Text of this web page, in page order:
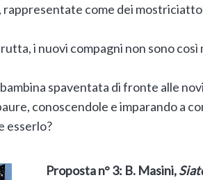
rappresentate come dei
i nuovi compagni non sono così
spaventata di fronte alle
conoscendole e imparando a
esserlo?
Proposta n° 3: B. Masini,